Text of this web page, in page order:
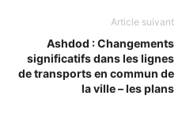
Article suivant
Ashdod : Changements
significatifs dans les lignes
de transports en commun de
la ville – les plans